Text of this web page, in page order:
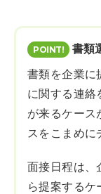
書類
書類を企業に
に関する連絡
が来るケース
スをこまめに
面接日程は、
ら提案するケ